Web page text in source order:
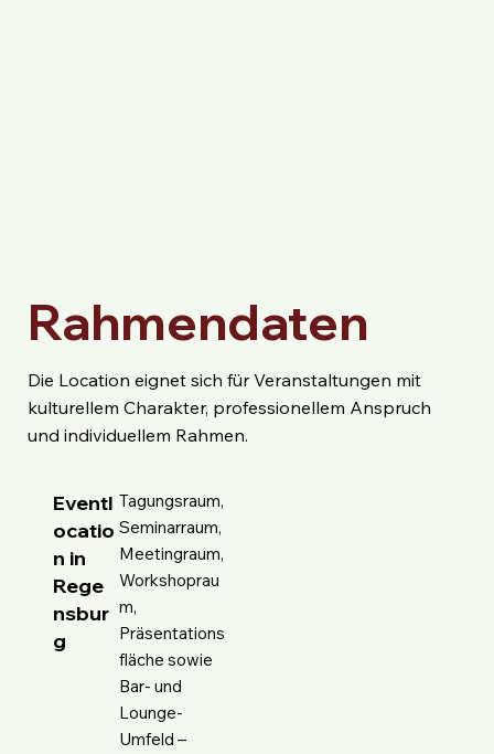
Eventl
ocatio
n in
Rege
nsbur
g
Tagungsraum,
Seminarraum,
Meetingraum,
Workshoprau
m,
Präsentations
fläche sowie
Bar- und
Lounge-
Umfeld –
Rahmendaten
Die Location eignet sich für Veranstaltungen mit
kulturellem Charakter, professionellem Anspruch
und individuellem Rahmen.